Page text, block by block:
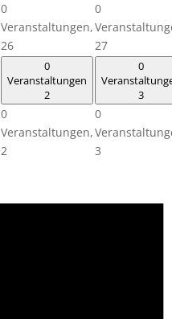
0
Veranstaltungen,
26
0
27
0
Veranstaltungen
2
0
Veranstaltungen,
2
0
3
0
3